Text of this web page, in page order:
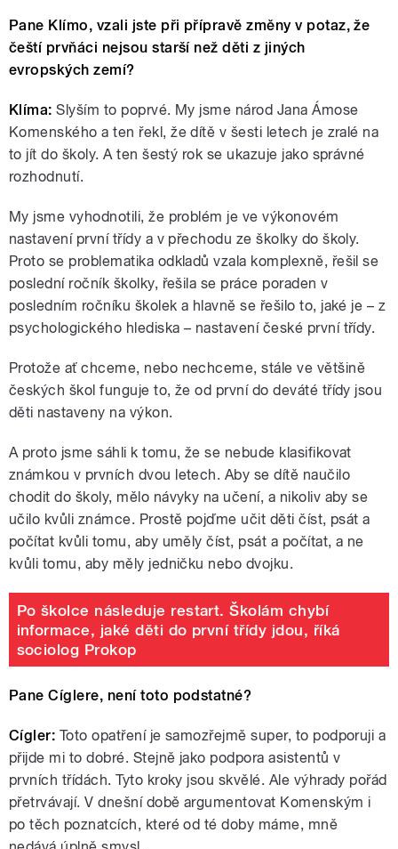
Pane Klímo, vzali jste při přípravě změny v potaz, že
čeští prvňáci nejsou starší než děti z jiných
evropských zemí?
Klíma:Slyším to poprvé. My jsme národ Jana Ámose
Komenského a ten řekl, že dítě v šesti letech je zralé na
to jít do školy. A ten šestý rok se ukazuje jako správné
rozhodnutí.
My jsme vyhodnotili, že problém je ve výkonovém
nastavení první třídy a v přechodu ze školky do školy.
Proto se problematika odkladů vzala komplexně, řešil se
poslední ročník školky, řešila se práce poraden v
posledním ročníku školek a hlavně se řešilo to, jaké je – z
psychologického hlediska – nastavení české první třídy.
Protože ať chceme, nebo nechceme, stále ve většině
českých škol funguje to, že od první do deváté třídy jsou
děti nastaveny na výkon.
A proto jsme sáhli k tomu, že se nebude klasifikovat
známkou v prvních dvou letech. Aby se dítě naučilo
chodit do školy, mělo návyky na učení, a nikoliv aby se
učilo kvůli známce. Prostě pojďme učit děti číst, psát a
počítat kvůli tomu, aby uměly číst, psát a počítat, a ne
kvůli tomu, aby měly jedničku nebo dvojku.
Po školce následuje restart. Školám chybí
informace, jaké děti do první třídy jdou, říká
sociolog Prokop
Pane Cíglere, není toto podstatné?
Cígler: Toto opatření je samozřejmě super, to podporuji a
přijde mi to dobré. Stejně jako podpora asistentů v
prvních třídách. Tyto kroky jsou skvělé. Ale výhrady pořád
přetrvávají. V dnešní době argumentovat Komenským i
po těch poznatcích, které od té doby máme, mně